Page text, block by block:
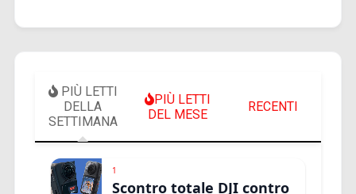
PIÙ LETTI
DELLA
SETTIMANA
PIÙ LETTI
DEL MESE
RECENTI
1
Scontro totale DJI contro